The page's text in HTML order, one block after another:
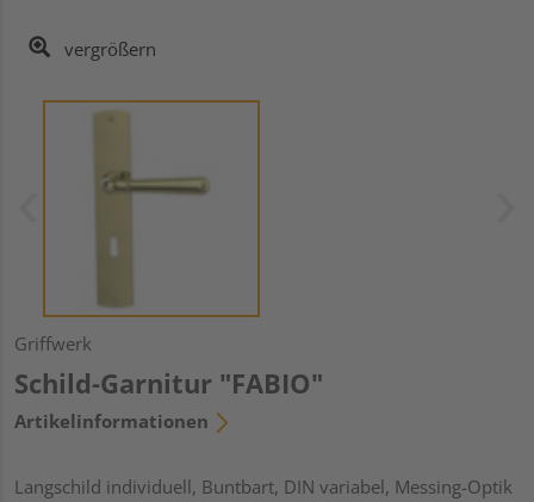
vergrößern
Griffwerk
Schild-Garnitur "FABIO"
Artikelinformationen
Langschild individuell, Buntbart, DIN variabel, Messing-Optik